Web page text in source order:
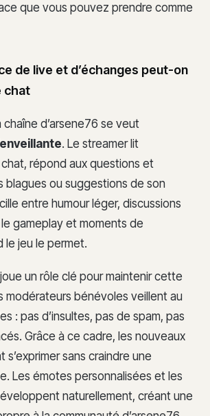
que vous pouvez prendre comme
de live et d’échanges peut-on
chat
chaîne d’arsene76 se veut
. Le streamer lit
répond aux questions et
blagues ou suggestions de son
entre humour léger, discussions
gameplay et moments de
le jeu le permet.
joue un rôle clé pour maintenir cette
modérateurs bénévoles veillent au
: pas d’insultes, pas de spam, pas
Grâce à ce cadre, les nouveaux
s’exprimer sans craindre une
Les émotes personnalisées et les
naturellement, créant une